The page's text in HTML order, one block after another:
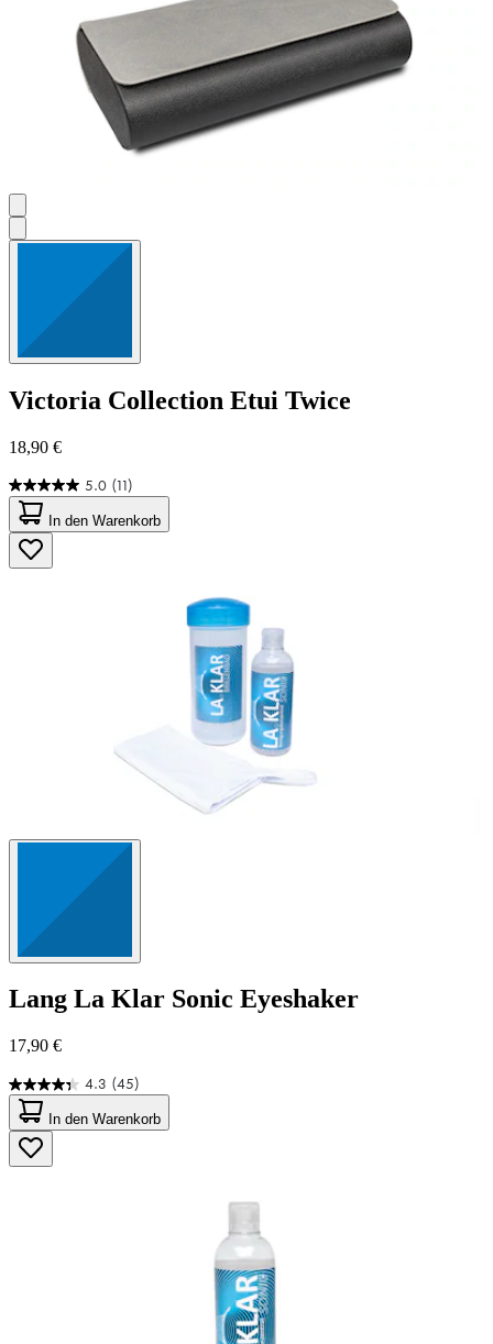
Victoria Collection Etui Twice
18,90 €
5.0 (11)
5.0
von
5
Sternen.
11
In den Warenkorb
Lang La Klar Sonic Eyeshaker
17,90 €
4.3 (45)
4.3
von
5
Sternen.
45
In den Warenkorb